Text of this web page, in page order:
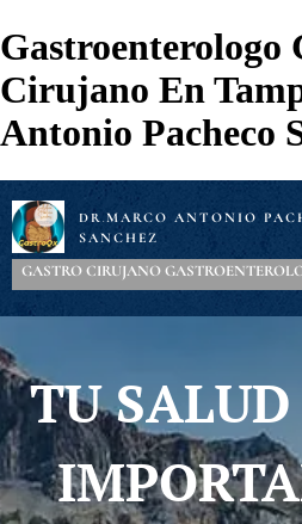
Gastroenterologo
Cirujano En
Antonio Pacheco
DR . MARCO ANTONIO
SANCHEZ
GASTRO CIRUJANO
TU